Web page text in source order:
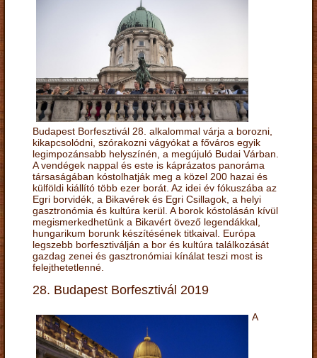
Budapest Borfesztivál 28. alkalommal várja a borozni,
kikapcsolódni, szórakozni vágyókat a főváros egyik
legimpozánsabb helyszínén, a megújuló Budai Várban.
A vendégek nappal és este is káprázatos panoráma
társaságában kóstolhatják meg a közel 200 hazai és
külföldi kiállító több ezer borát. Az idei év fókuszába az
Egri borvidék, a Bikavérek és Egri Csillagok, a helyi
gasztronómia és kultúra kerül. A borok kóstolásán kívül
megismerkedhetünk a Bikavért övező legendákkal,
hungarikum borunk készítésének titkaival. Európa
legszebb borfesztiválján a bor és kultúra találkozását
gazdag zenei és gasztronómiai kínálat teszi most is
felejthetetlenné.
28. Budapest Borfesztivál 2019
A